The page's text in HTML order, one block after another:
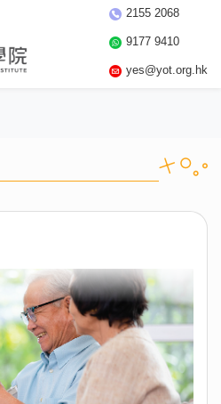
2155 2068
9177 9410
yes@yot.org.hk